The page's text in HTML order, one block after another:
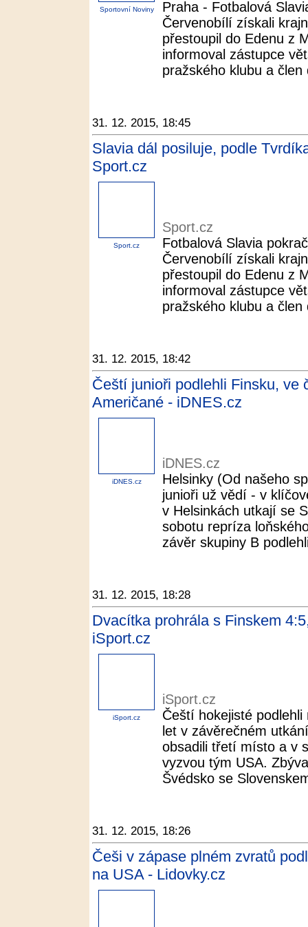
Sportovní Noviny
Praha - Fotbalová
Červenobílí získali
přestoupil do Edenu z
informoval zástupce
pražského klubu a
31. 12. 2015, 18:45
Slavia dál posiluje, podle
Sport.cz
Sport.cz
Sport.cz
Fotbalová Slavia
Červenobílí získali
přestoupil do Edenu z
informoval zástupce
pražského klubu a
31. 12. 2015, 18:42
Čeští junioři podlehli Finsku, ve
Američané - iDNES.cz
iDNES.cz
iDNES.cz
Helsinky (Od našeho
junioři už vědí - v
v Helsinkách utkají se
sobotu repríza
závěr skupiny B
31. 12. 2015, 18:28
Dvacítka prohrála s Finskem
iSport.cz
iSport.cz
iSport.cz
Čeští hokejisté
let v závěrečném
obsadili třetí místo a v
vyzvou tým USA.
Švédsko se
31. 12. 2015, 18:26
Češi v zápase plném zvratů
na USA - Lidovky.cz